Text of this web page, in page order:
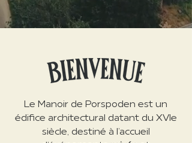
Le Manoir de Porspoden est un
édifice architectural datant du XVIe
siècle, destiné à l’accueil